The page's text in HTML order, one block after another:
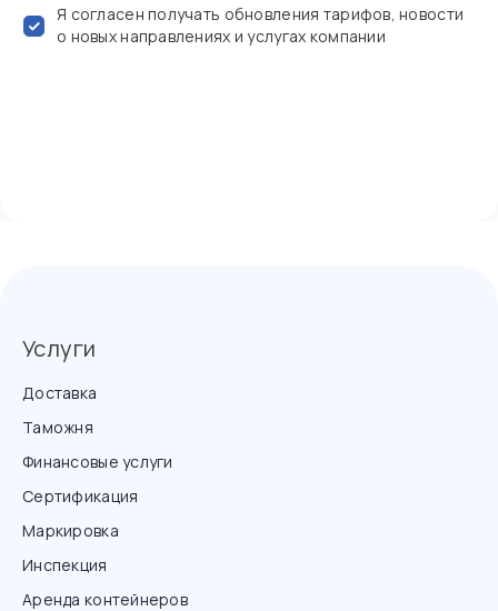
Я согласен получать обновления тарифов, новости
о новых направлениях и услугах компании
Услуги
Доставка
Таможня
Финансовые услуги
Сертификация
Маркировка
Инспекция
Аренда контейнеров